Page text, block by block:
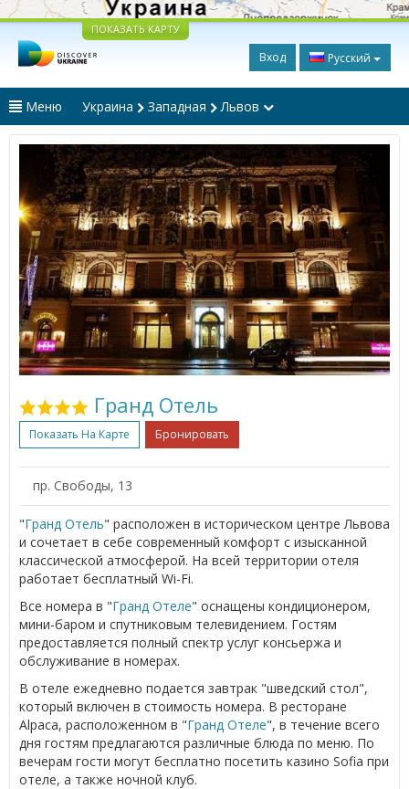
ПОКАЗАТЬ КАРТУ
Вход Русский
Меню Украина Западная Львов
Гранд Отель
Показать На Карте Бронировать
пр. Свободы, 13
"Гранд Отель" расположен в историческом центре Львова
и сочетает в себе современный комфорт с изысканной
классической атмосферой. На всей территории отеля
работает бесплатный Wi-Fi.
Все номера в "Гранд Отеле" оснащены кондиционером,
мини-баром и спутниковым телевидением. Гостям
предоставляется полный спектр услуг консьержа и
обслуживание в номерах.
В отеле ежедневно подается завтрак "шведский стол",
который включен в стоимость номера. В ресторане
Alpaca, расположенном в "Гранд Отеле", в течение всего
дня гостям предлагаются различные блюда по меню. По
вечерам гости могут бесплатно посетить казино Sofia при
отеле, а также ночной клуб.